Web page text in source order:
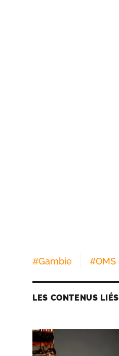
#Gambie #OMS
LES CONTENUS LIÉS